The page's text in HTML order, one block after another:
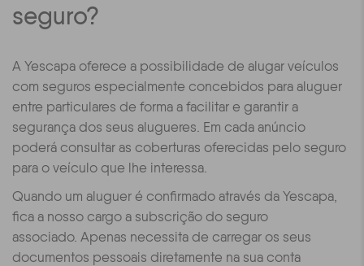
seguro?
A Yescapa oferece a possibilidade de alugar veículos
com seguros especialmente concebidos para aluguer
entre particulares de forma a facilitar e garantir a
segurança dos seus alugueres. Em cada anúncio
poderá consultar as coberturas oferecidas pelo seguro
para o veículo que lhe interessa.
Quando um aluguer é confirmado através da Yescapa,
fica a nosso cargo a subscrição do seguro
associado. Apenas necessita de carregar os seus
documentos pessoais diretamente na sua conta